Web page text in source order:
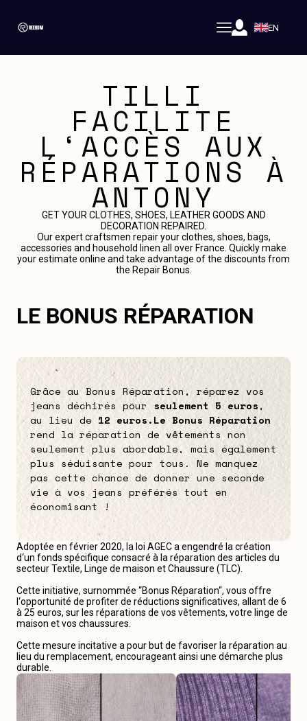
EN
TILLI
FACILITE
L‘ACCÈS AUX
RÉPARATIONS À
ANTONY
GET YOUR CLOTHES, SHOES, LEATHER GOODS AND
DECORATION REPAIRED.
Our expert craftsmen repair your clothes, shoes, bags,
accessories and household linen all over France. Quickly make
your estimate online and take advantage of the discounts from
the Repair Bonus.
LE BONUS RÉPARATION
Adoptée en février 2020, la loi AGEC a engendré la création
d‘un fonds spécifique consacré à la réparation des articles du
secteur Textile, Linge de maison et Chaussure (TLC).
Cette initiative, surnommée “Bonus Réparation“, vous offre
l‘opportunité de profiter de réductions significatives, allant de 6
à 25 euros, sur les réparations de vos vêtements, votre linge de
maison et vos chaussures.
Cette mesure incitative a pour but de favoriser la réparation au
lieu du remplacement, encourageant ainsi une démarche plus
durable.
Grâce au Bonus Réparation, réparez vos
jeans déchirés pour seulement 5 euros,
au lieu de 12 euros.Le Bonus Réparation
rend la réparation de vêtements non
seulement plus abordable, mais également
plus séduisante pour tous. Ne manquez
pas cette chance de donner une seconde
vie à vos jeans préférés tout en
économisant !